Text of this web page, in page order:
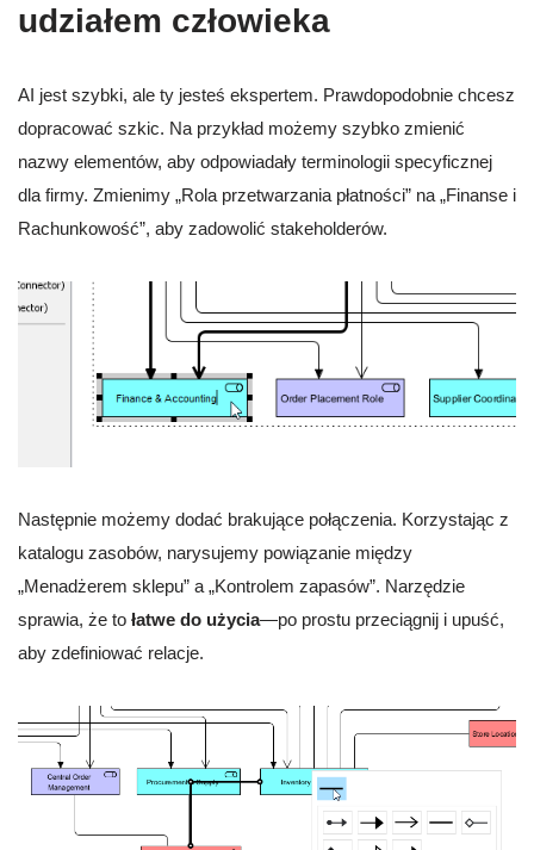
udziałem człowieka
AI jest szybki, ale ty jesteś ekspertem. Prawdopodobnie chcesz
dopracować szkic. Na przykład możemy szybko zmienić
nazwy elementów, aby odpowiadały terminologii specyficznej
dla firmy. Zmienimy „Rola przetwarzania płatności” na „Finanse i
Rachunkowość”, aby zadowolić stakeholderów.
Następnie możemy dodać brakujące połączenia. Korzystając z
katalogu zasobów, narysujemy powiązanie między
„Menadżerem sklepu” a „Kontrolem zapasów”. Narzędzie
sprawia, że to łatwe do użycia—po prostu przeciągnij i upuść,
aby zdefiniować relacje.